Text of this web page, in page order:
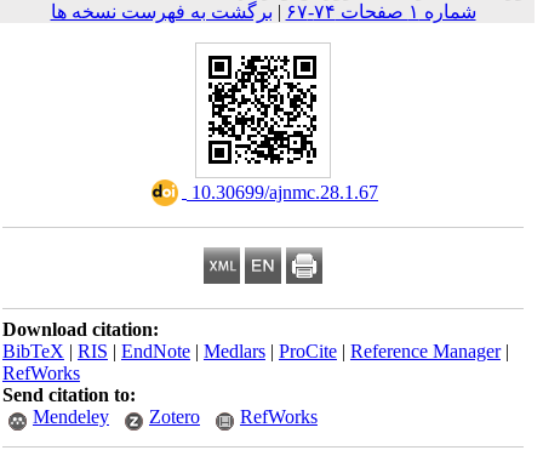
|برگشت به فهرست نسخه ها
‎ 10.30699/ajnmc.28.1.67
BibTeX|RIS| EndNote |Medlars|ProCite|
Mendeley
Zotero